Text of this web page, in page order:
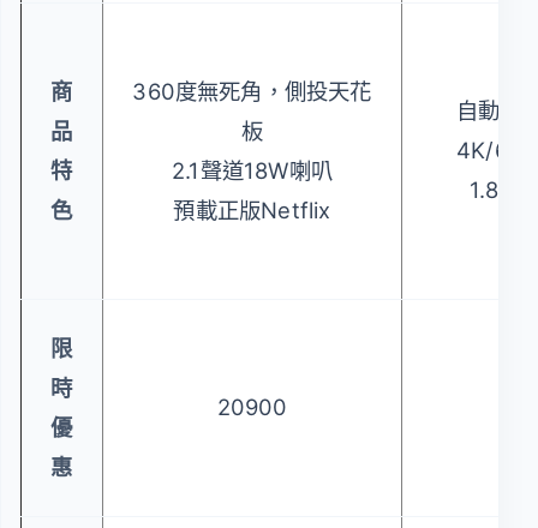
商
品
特
色
360度無死角，側投天花
板
2.1聲道18W喇叭
預載正版Netflix
自動對
4K/
1.8公
限
時
優
惠
20900